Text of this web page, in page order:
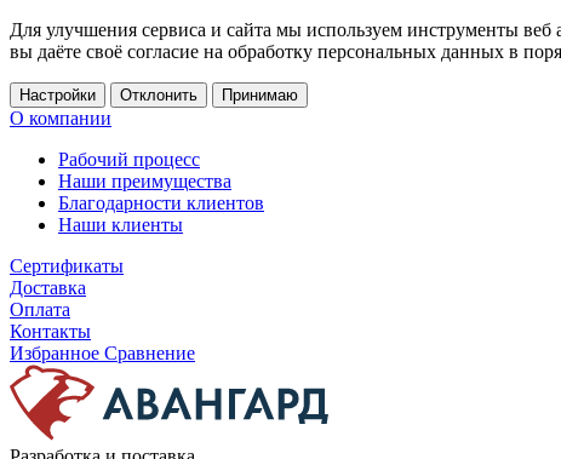
Для улучшения сервиса и сайта мы используем инструменты
вы даёте своё согласие на обработку персональных данных в
Настройки Отклонить Принимаю
О компании
Рабочий процесс
Наши преимущества
Благодарности клиентов
Наши клиенты
Сертификаты
Доставка
Оплата
Контакты
Избранное Сравнение